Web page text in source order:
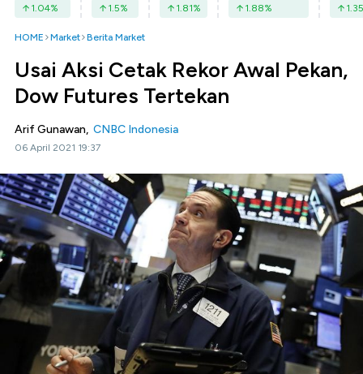
1.04% 1.5% 1.81% 1.88% 1.35
HOME Market Berita Market
Usai Aksi Cetak Rekor Awal Pekan,
Dow Futures Tertekan
Arif Gunawan, CNBC Indonesia
06 April 2021 19:37